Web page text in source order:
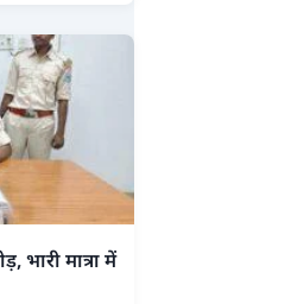
भारी मात्रा में